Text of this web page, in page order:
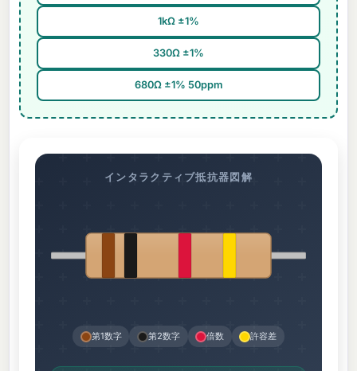
1kΩ ±1%
330Ω ±1%
680Ω ±1% 50ppm
インタラクティブ抵抗器図解
第1数字 第2数字 倍数 許容差